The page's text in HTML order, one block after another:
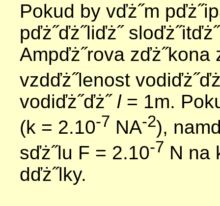
Pokud by vďż˝m
pďż˝ďż˝liďż˝
Ampďż˝rova zďż˝kona
vzdďż˝lenost
vodiďż˝ďż˝ l= 1m.
(k = 2.10-7 NA-2),
sďż˝lu F = 2.10-7 N na
dďż˝lky.